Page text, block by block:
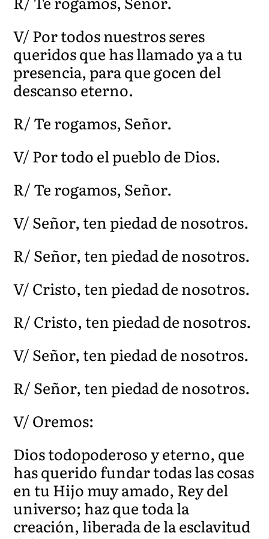
V/ Por todos nuestros seres
queridos que has llamado ya a tu
presencia, para que gocen del
descanso eterno.
R/ Te rogamos, Señor.
V/ Por todo el pueblo de Dios.
R/ Te rogamos, Señor.
V/ Señor, ten piedad de nosotros.
R/ Señor, ten piedad de nosotros.
V/ Cristo, ten piedad de nosotros.
R/ Cristo, ten piedad de nosotros.
V/ Señor, ten piedad de nosotros.
R/ Señor, ten piedad de nosotros.
V/ Oremos:
Dios todopoderoso y eterno, que
has querido fundar todas las cosas
en tu Hijo muy amado, Rey del
universo; haz que toda la
creación, liberada de la esclavitud